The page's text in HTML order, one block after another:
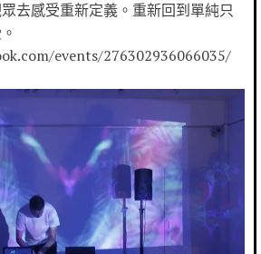
去感受重新定義。重新回到單純只
events/276302936066035/